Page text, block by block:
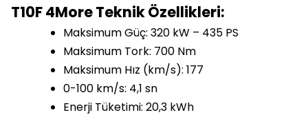
T10F 4More Teknik Özellikleri:
Maksimum Güç: 320 kW – 435 PS
Maksimum Tork: 700 Nm
Maksimum Hız (km/s): 177
0-100 km/s: 4,1 sn
Enerji Tüketimi: 20,3 kWh